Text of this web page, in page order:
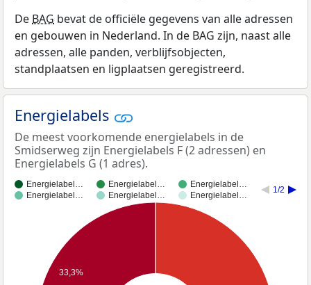
De BAG bevat de officiële gegevens van alle adressen
en gebouwen in Nederland. In de BAG zijn, naast alle
adressen, alle panden, verblijfsobjecten,
standplaatsen en ligplaatsen geregistreerd.
Energielabels
De meest voorkomende energielabels in de
Smidserweg zijn Energielabels F (2 adressen) en
Energielabels G (1 adres).
Energielabel… Energielabel…
Energielabel…
Energielabel…
Energielabel… Energielabel…
1/2
33,3%